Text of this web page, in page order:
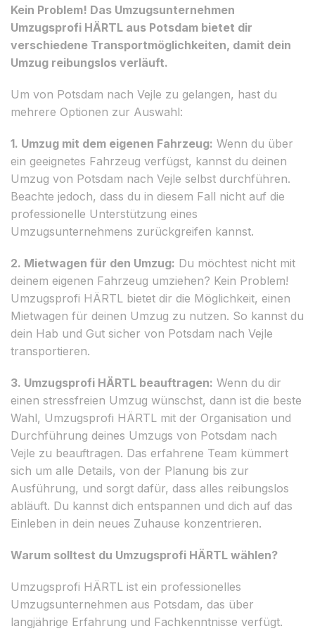
Kein Problem! Das Umzugsunternehmen
Umzugsprofi HÄRTL aus Potsdam bietet dir
verschiedene Transportmöglichkeiten, damit dein
Umzug reibungslos verläuft.
Um von Potsdam nach Vejle zu gelangen, hast du
mehrere Optionen zur Auswahl:
1. Umzug mit dem eigenen Fahrzeug: Wenn du über
ein geeignetes Fahrzeug verfügst, kannst du deinen
Umzug von Potsdam nach Vejle selbst durchführen.
Beachte jedoch, dass du in diesem Fall nicht auf die
professionelle Unterstützung eines
Umzugsunternehmens zurückgreifen kannst.
2. Mietwagen für den Umzug: Du möchtest nicht mit
deinem eigenen Fahrzeug umziehen? Kein Problem!
Umzugsprofi HÄRTL bietet dir die Möglichkeit, einen
Mietwagen für deinen Umzug zu nutzen. So kannst du
dein Hab und Gut sicher von Potsdam nach Vejle
transportieren.
3. Umzugsprofi HÄRTL beauftragen: Wenn du dir
einen stressfreien Umzug wünschst, dann ist die beste
Wahl, Umzugsprofi HÄRTL mit der Organisation und
Durchführung deines Umzugs von Potsdam nach
Vejle zu beauftragen. Das erfahrene Team kümmert
sich um alle Details, von der Planung bis zur
Ausführung, und sorgt dafür, dass alles reibungslos
abläuft. Du kannst dich entspannen und dich auf das
Einleben in dein neues Zuhause konzentrieren.
Warum solltest du Umzugsprofi HÄRTL wählen?
Umzugsprofi HÄRTL ist ein professionelles
Umzugsunternehmen aus Potsdam, das über
langjährige Erfahrung und Fachkenntnisse verfügt.